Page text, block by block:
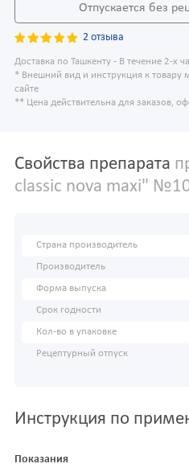
Отпускается без
2 отзыва
Доставка по Ташкенту - В течение 2-х
* Внешний вид и инструкция к товару
сайте
** Цена действительна для заказов,
Свойства препарата
classic nova maxi"
Страна производитель
Производитель
Форма выпуска
Срок годности
Кол-во в упаковке
Рецептурный отпуск
Инструкция по
Показания